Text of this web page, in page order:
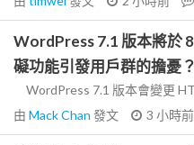
WordPress 7.1 版本將於
礙功能引發用戶群的擔憂？
WordPress 7.1 版本會變更
由 Mack Chan 發文 3 小時前